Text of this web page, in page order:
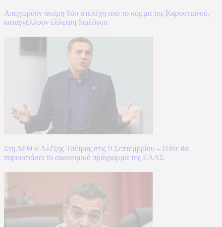
Αποχωρούν ακόμη δύο στελέχη από το κόμμα της Καρυστιανού,
καταγγέλλουν έλλειψη διαλόγου
Στη ΔΕΘ ο Αλέξης Τσίπρας στις 9 Σεπτεμβρίου – Πότε θα
παρουσιάσει το οικονομικό πρόγραμμα της ΕΛΑΣ